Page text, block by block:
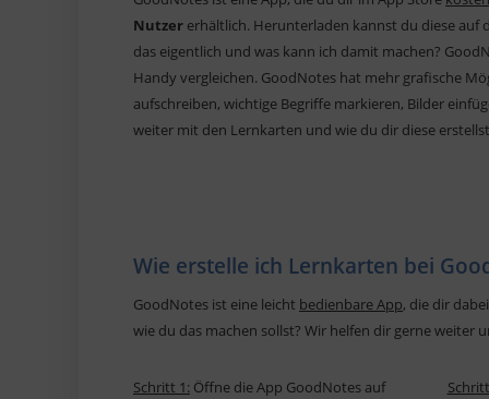
Nutzer erhältlich. Herunterladen kannst du diese auf
das eigentlich und was kann ich damit machen?
Handy vergleichen. GoodNotes hat mehr grafische
aufschreiben, wichtige Begriffe markieren, Bilder
weiter mit den Lernkarten und wie du dir diese
Wie erstelle ich Lernkarten bei
GoodNotes ist eine leicht bedienbare App, die dir
wie du das machen sollst? Wir helfen dir gerne weiter
Schritt 1: Öffne die App GoodNotes auf